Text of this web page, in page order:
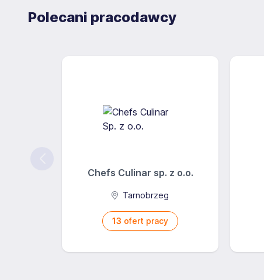
Polecani pracodawcy
Chefs Culinar sp. z o.o.
Tarnobrzeg
13 ofert pracy